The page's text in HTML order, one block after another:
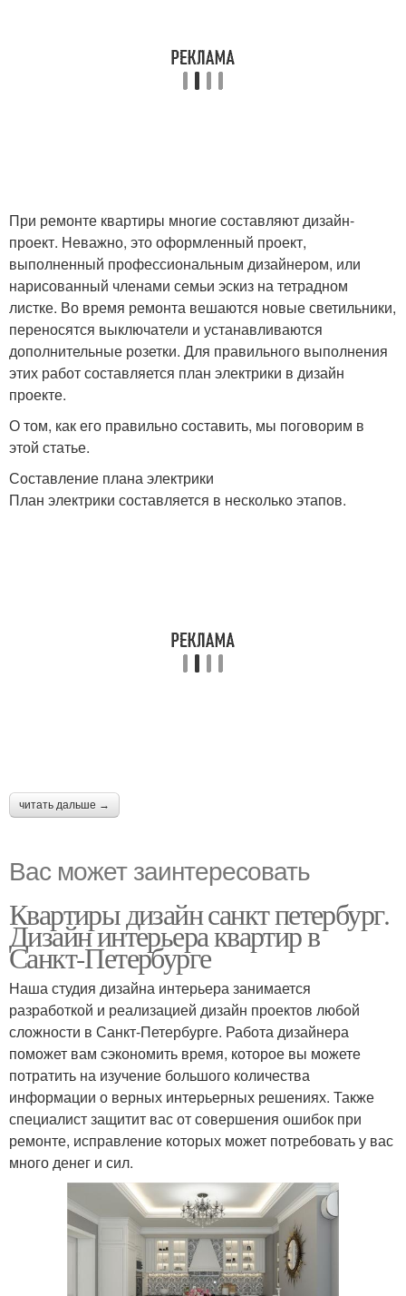
При ремонте квартиры многие составляют дизайн-
проект. Неважно, это оформленный проект,
выполненный профессиональным дизайнером, или
нарисованный членами семьи эскиз на тетрадном
листке. Во время ремонта вешаются новые светильники,
переносятся выключатели и устанавливаются
дополнительные розетки. Для правильного выполнения
этих работ составляется план электрики в дизайн
проекте.
О том, как его правильно составить, мы поговорим в
этой статье.
Составление плана электрики
План электрики составляется в несколько этапов.
читать дальше →
Вас может заинтересовать
Квартиры дизайн санкт петербург.
Дизайн интерьера квартир в
Санкт-Петербурге
Наша студия дизайна интерьера занимается
разработкой и реализацией дизайн проектов любой
сложности в Санкт-Петербурге. Работа дизайнера
поможет вам сэкономить время, которое вы можете
потратить на изучение большого количества
информации о верных интерьерных решениях. Также
специалист защитит вас от совершения ошибок при
ремонте, исправление которых может потребовать у вас
много денег и сил.